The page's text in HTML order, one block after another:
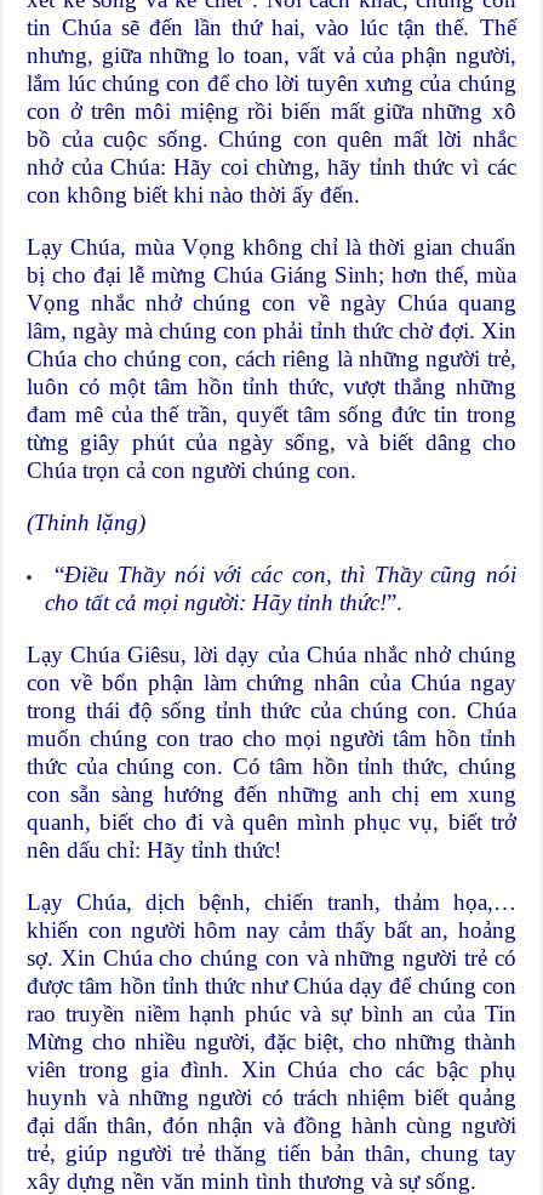
tin Chúa sẽ đến lần thứ hai, vào lúc tận thế. Thế
nhưng, giữa những lo toan, vất vả của phận người,
lắm lúc chúng con để cho lời tuyên xưng của chúng
con ở trên môi miệng rồi biến mất giữa những xô
bồ của cuộc sống. Chúng con quên mất lời nhắc
nhở của Chúa: Hãy coi chừng, hãy tỉnh thức vì các
con không biết khi nào thời ấy đến.
Lạy Chúa, mùa Vọng không chỉ là thời gian chuẩn
bị cho đại lễ mừng Chúa Giáng Sinh; hơn thế, mùa
Vọng nhắc nhở chúng con về ngày Chúa quang
lâm, ngày mà chúng con phải tỉnh thức chờ đợi. Xin
Chúa cho chúng con, cách riêng là những người trẻ,
luôn có một tâm hồn tỉnh thức, vượt thắng những
đam mê của thế trần, quyết tâm sống đức tin trong
từng giây phút của ngày sống, và biết dâng cho
Chúa trọn cả con người chúng con.
(Thinh lặng)
“Điều Thầy nói với các con, thì Thầy cũng nói
cho tất cả mọi người: Hãy tỉnh thức!”.
Lạy Chúa Giêsu, lời dạy của Chúa nhắc nhở chúng
con về bổn phận làm chứng nhân của Chúa ngay
trong thái độ sống tỉnh thức của chúng con. Chúa
muốn chúng con trao cho mọi người tâm hồn tỉnh
thức của chúng con. Có tâm hồn tỉnh thức, chúng
con sẵn sàng hướng đến những anh chị em xung
quanh, biết cho đi và quên mình phục vụ, biết trở
nên dấu chỉ: Hãy tỉnh thức!
Lạy Chúa, dịch bệnh, chiến tranh, thảm họa,…
khiến con người hôm nay cảm thấy bất an, hoảng
sợ. Xin Chúa cho chúng con và những người trẻ có
được tâm hồn tỉnh thức như Chúa dạy để chúng con
rao truyền niềm hạnh phúc và sự bình an của Tin
Mừng cho nhiều người, đặc biệt, cho những thành
viên trong gia đình. Xin Chúa cho các bậc phụ
huynh và những người có trách nhiệm biết quảng
đại dấn thân, đón nhận và đồng hành cùng người
trẻ, giúp người trẻ thăng tiến bản thân, chung tay
xây dựng nền văn minh tình thương và sự sống.